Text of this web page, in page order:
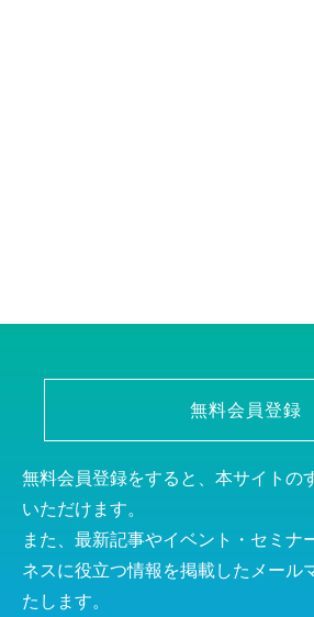
無料会員登録
無料会員登録をすると、本サイトの
いただけます。
また、最新記事やイベント・セミナ
ネスに役立つ情報を掲載したメール
たします。